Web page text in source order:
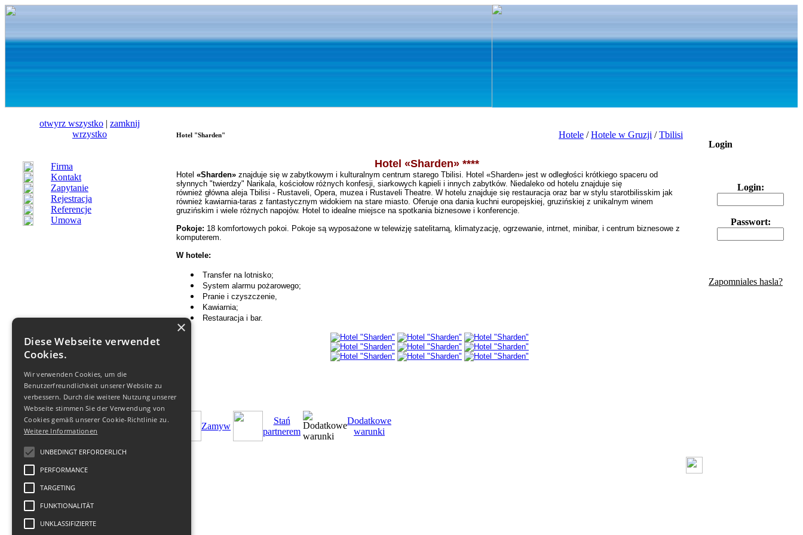
otwуrz wszystko | zamknij
wrzystko
Firma
Kontakt
Zapytanie
Rejestracja
Referencje
Umowa
Hotel "Sharden" Hotele /Hotele w Gruzji /Tbilisi
Hotel «Sharden» ****
Hotel «Sharden» znajduje się w zabytkowym i kulturalnym centrum starego Tbilisi. Hotel «Sharden» jest w odległości krótkiego spaceru od
słynnych "twierdzy" Narikala, kościołow różnych konfesji, siarkowych kąpieli i innych zabytków. Niedaleko od hotelu znajduje się
również główna alejaTbilisi - Rustaveli, Opera, muzea i Rustaveli Theatre. W hotelu znajduje się restauracja oraz bar w stylu starotbilisskim jak
również kawiarnia-taras z fantastycznym widokiem na stare miasto. Oferuje onadania kuchni europejskiej, gruzińskiej z unikalnym winem
gruzińskim i wiele różnych napojów. Hotel to idealne miejsce na spotkania biznesowe i konferencje.
Pokoje: 18 komfortowych pokoi. Pokoje są wyposażone w telewizję satelitarną, klimatyzację, ogrzewanie, intrnet, minibar, i centrum biznesowe z
komputerem.
W hotele:
Transfer na lotnisko;
System alarmu pożarowego;
Pranie i czyszczenie,
Kawiarnia;
Restauracja i bar.
Zamуw
Stań
partnerem
Dodatkowe
warunki
© 2011-
Geofit Travel
Login
Login:
Passwort:
Zapomniales hasla?
×
Diese Webseite verwendet
Cookies.
Wir verwenden Cookies, um die
Benutzerfreundlichkeit unserer Website zu
verbessern. Durch die weitere Nutzung unserer
Webseite stimmen Sie der Verwendung von
Cookies gemäß unserer Cookie-Richtlinie zu.
Weitere Informationen
UNBEDINGT ERFORDERLICH
PERFORMANCE
TARGETING
FUNKTIONALITÄT
UNKLASSIFIZIERTE